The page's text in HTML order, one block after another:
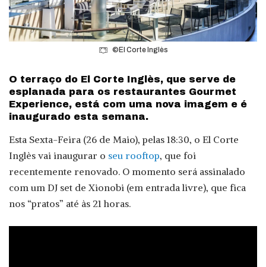
©El Corte Inglès
O terraço do El Corte Inglès, que serve de
esplanada para os restaurantes Gourmet
Experience, está com uma nova imagem e é
inaugurado esta semana.
Esta Sexta-Feira (26 de Maio), pelas 18:30, o El Corte
Inglès vai inaugurar o seu rooftop, que foi
recentemente renovado. O momento será assinalado
com um DJ set de Xionobi (em entrada livre), que fica
nos “pratos” até às 21 horas.